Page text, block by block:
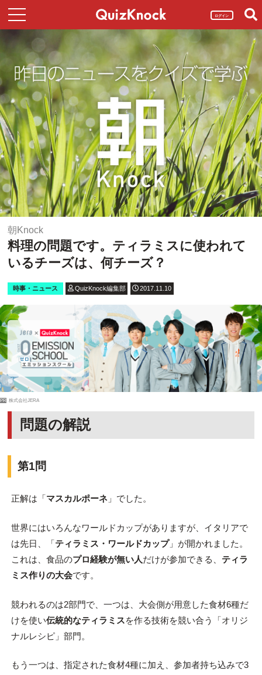
ログイン
朝Knock
料理の問題です。ティラミスに使われて
いるチーズは、何チーズ？
時事・ニュース QuizKnock編集部 2017.11.10
PR 株式会社JERA
問題の解説
第1問
正解は「マスカルポーネ」でした。
世界にはいろんなワールドカップがありますが、イタリアで
は先日、「ティラミス・ワールドカップ」が開かれました。
これは、食品のプロ経験が無い人だけが参加できる、 ティラ
ミス作りの大会です。
競われるのは2部門で、一つは、大会側が用意した食材6種だ
けを使い伝統的なティラミスを作る技術を競い合う「オリジ
ナルレシピ」部門。
もう一つは、指定された食材4種に加え、参加者持ち込みで3